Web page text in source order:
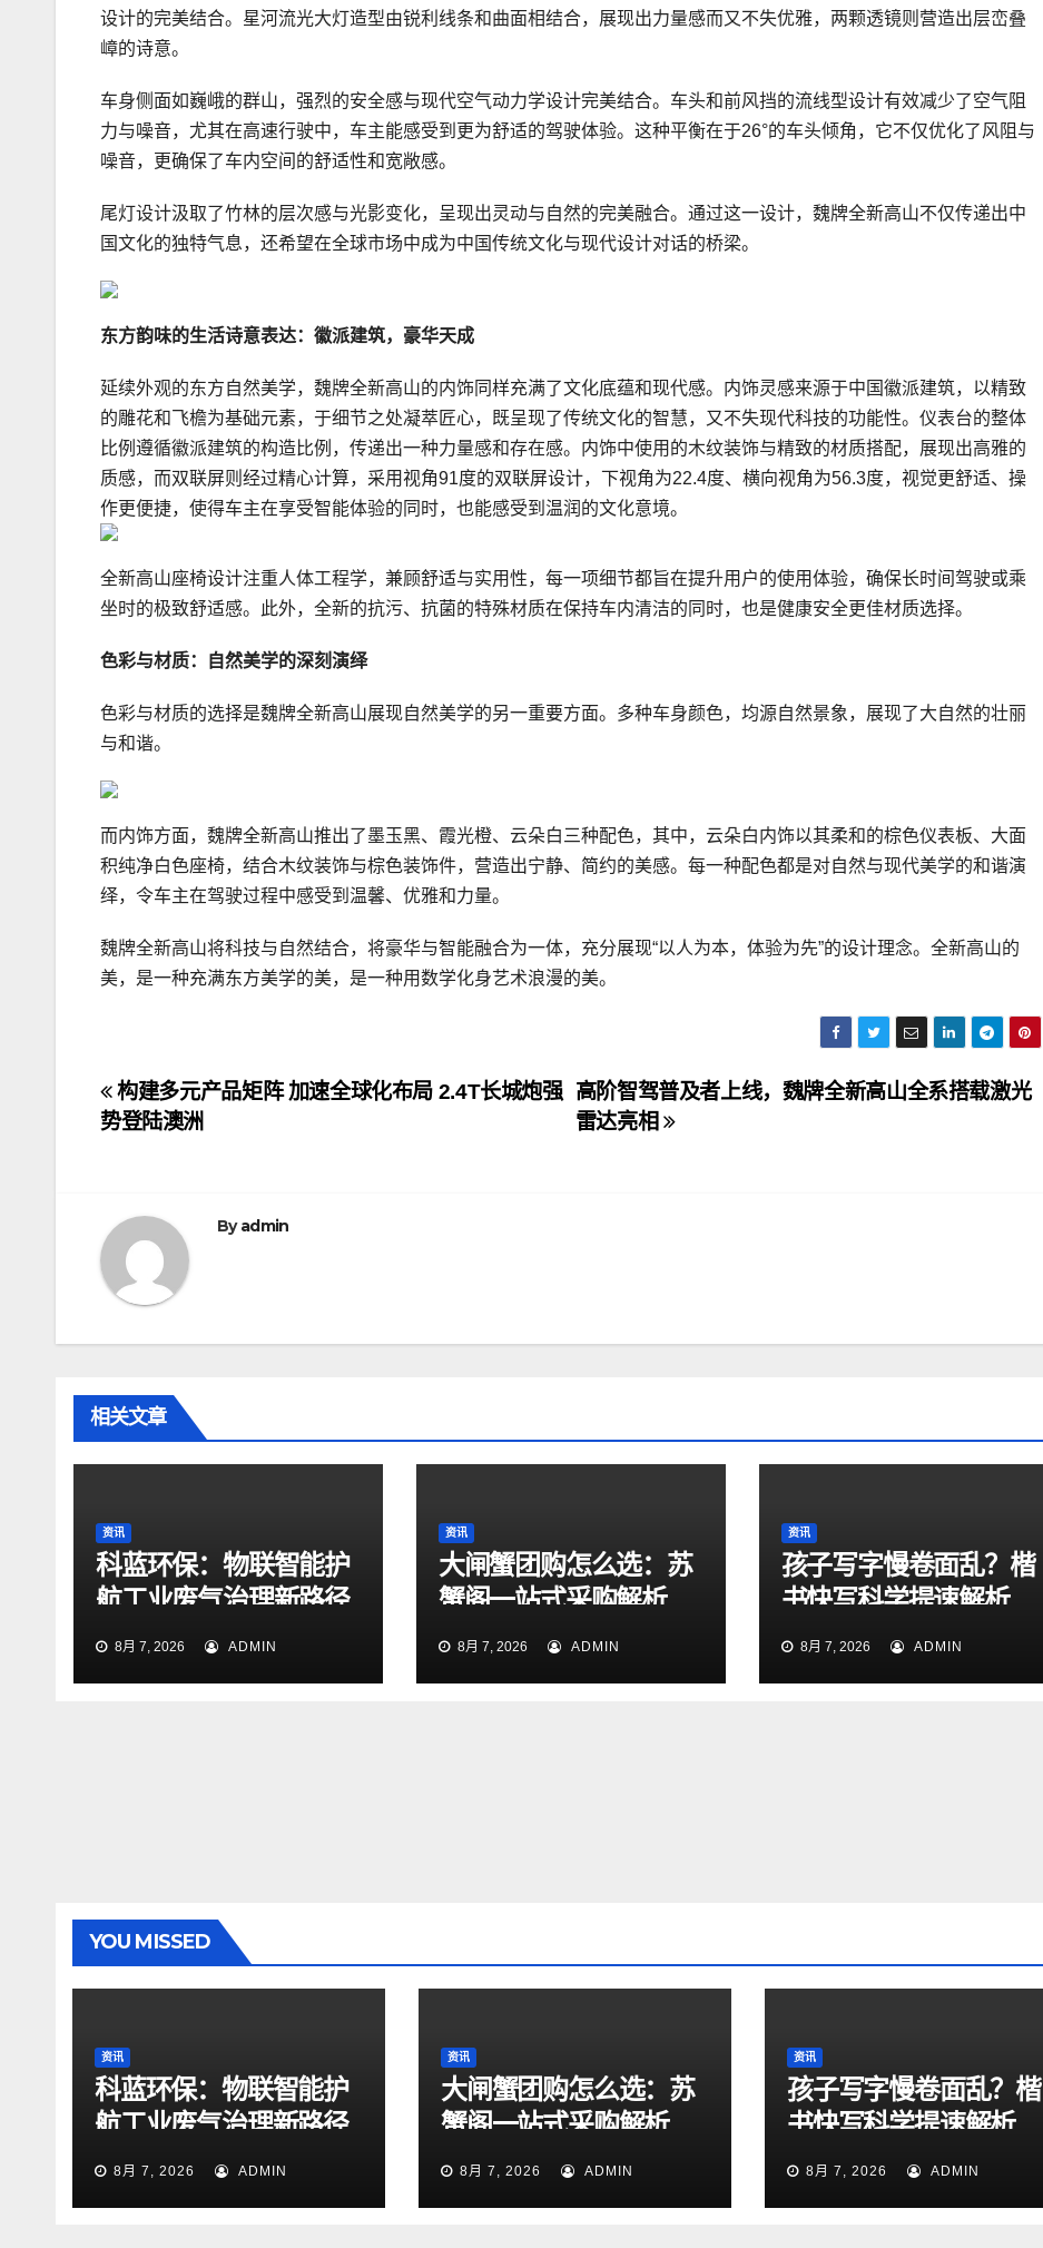
设计的完美结合。星河流光大灯造型由锐利线条和曲面相结合，展现出力量感而又不失优雅，两颗透镜则营造出层峦叠
嶂的诗意。
车身侧面如巍峨的群山，强烈的安全感与现代空气动力学设计完美结合。车头和前风挡的流线型设计有效减少了空气阻
力与噪音，尤其在高速行驶中，车主能感受到更为舒适的驾驶体验。这种平衡在于26°的车头倾角，它不仅优化了风阻与
噪音，更确保了车内空间的舒适性和宽敞感。
尾灯设计汲取了竹林的层次感与光影变化，呈现出灵动与自然的完美融合。通过这一设计，魏牌全新高山不仅传递出中
国文化的独特气息，还希望在全球市场中成为中国传统文化与现代设计对话的桥梁。
东方韵味的生活诗意表达：徽派建筑，豪华天成
延续外观的东方自然美学，魏牌全新高山的内饰同样充满了文化底蕴和现代感。内饰灵感来源于中国徽派建筑，以精致
的雕花和飞檐为基础元素，于细节之处凝萃匠心，既呈现了传统文化的智慧，又不失现代科技的功能性。仪表台的整体
比例遵循徽派建筑的构造比例，传递出一种力量感和存在感。内饰中使用的木纹装饰与精致的材质搭配，展现出高雅的
质感，而双联屏则经过精心计算，采用视角91度的双联屏设计，下视角为22.4度、横向视角为56.3度，视觉更舒适、操
作更便捷，使得车主在享受智能体验的同时，也能感受到温润的文化意境。
全新高山座椅设计注重人体工程学，兼顾舒适与实用性，每一项细节都旨在提升用户的使用体验，确保长时间驾驶或乘
坐时的极致舒适感。此外，全新的抗污、抗菌的特殊材质在保持车内清洁的同时，也是健康安全更佳材质选择。
色彩与材质：自然美学的深刻演绎
色彩与材质的选择是魏牌全新高山展现自然美学的另一重要方面。多种车身颜色，均源自然景象，展现了大自然的壮丽
与和谐。
而内饰方面，魏牌全新高山推出了墨玉黑、霞光橙、云朵白三种配色，其中，云朵白内饰以其柔和的棕色仪表板、大面
积纯净白色座椅，结合木纹装饰与棕色装饰件，营造出宁静、简约的美感。每一种配色都是对自然与现代美学的和谐演
绎，令车主在驾驶过程中感受到温馨、优雅和力量。
魏牌全新高山将科技与自然结合，将豪华与智能融合为一体，充分展现“以人为本，体验为先”的设计理念。全新高山的
美，是一种充满东方美学的美，是一种用数学化身艺术浪漫的美。
文
章
航
高阶智驾普及者上线，魏牌全新高山全系搭载激光
雷达亮相
构建多元产品矩阵 加速全球化布局 2.4T长城炮强
势登陆澳洲
Byadmin
相关文章
资讯
科蓝环保：物联智能护
航工业废气治理新路径
8月 7, 2026 ADMIN
资讯
大闸蟹团购怎么选：苏
蟹阁一站式采购解析
8月 7, 2026 ADMIN
资讯
孩子写字慢卷面乱？楷
书快写科学提速解析
8月 7, 2026 ADMIN
YOU MISSED
资讯
科蓝环保：物联智能护
航工业废气治理新路径
8月 7, 2026 ADMIN
资讯
大闸蟹团购怎么选：苏
蟹阁一站式采购解析
8月 7, 2026 ADMIN
资讯
孩子写字慢卷面乱？楷
书快写科学提速解析
8月 7, 2026 ADMIN